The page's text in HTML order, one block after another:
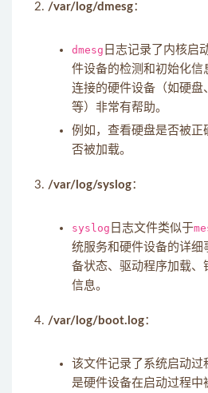
/var/log/dmesg：
dmesg 日志记录了内核启
件设备的检测和初始化信
连接的硬件设备（如硬盘
等）非常有帮助。
例如，查看硬盘是否被正
否被加载。
/var/log/syslog：
syslog 日志文件类似于
统服务和硬件设备的详细
备状态、驱动程序加载、
信息。
/var/log/boot.log：
该文件记录了系统启动过
是硬件设备在启动过程中